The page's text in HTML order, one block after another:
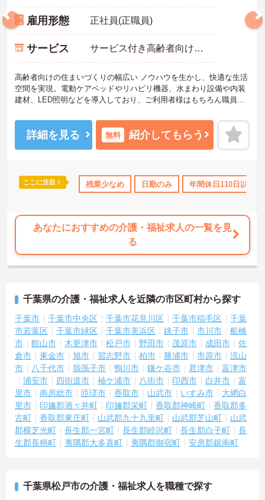
日以上 資格取得サポート 研修制度あり 社会保険完備
雇用形態 正社員(正職員)
サービス サービス付き高齢者向け住宅（サ高住）
高齢者向けの住まいづくりの幅広い ノウハウを生かし、快適な生活
空間を実現。電動ケアベッドやリハビリ機器、水まわり設備や内装
建材、LED照明などを導入しており、ご利用者様はもちろん職員も
ください。
詳細を見る 無料 紹介してもらう
ここに注目！ 残業少なめ 日勤のみ 年間休日110日以上
あなたにおすすめの介護・福祉求人の一覧を見
る
千葉県の介護・福祉求人を近隣の市区町村から探す
千葉市 千葉市中央区 千葉市花見川区 千葉市稲毛区
千葉
市若葉区
千葉市緑区 千葉市美浜区 銚子市 市川市
船橋
市
館山市 木更津市 松戸市 野田市 茂原市 成田市
佐
倉市
東金市 旭市 習志野市 柏市 勝浦市 市原市
流山
市
八千代市 我孫子市 鴨川市 鎌ケ谷市 君津市
富津市
浦安市
四街道市 袖ケ浦市 八街市 印西市 白井市
富
里市
南房総市 匝瑳市 香取市 山武市 いすみ市
大網白
里市
印旛郡酒々井町 印旛郡栄町 香取郡神崎町
香取郡多
古町
香取郡東庄町 山武郡九十九里町 山武郡芝山町
山武
郡横芝光町
長生郡一宮町 長生郡睦沢町 長生郡白子町
長
生郡長柄町
夷隅郡大多喜町 夷隅郡御宿町 安房郡鋸南町
千葉県松戸市の介護・福祉求人を職種で探す